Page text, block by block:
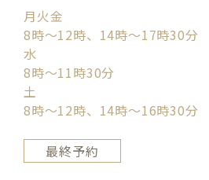
月火金
8時〜12時、14時〜17時30分
水
8時〜11時30分
土
8時〜12時、14時〜16時30分
最終予約